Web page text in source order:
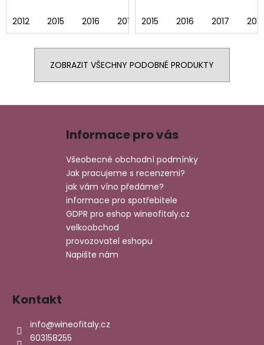
2012 2015 2016 2018 2019
2015 2016 2017 2018
ZOBRAZIT VŠECHNY PODOBNÉ PRODUKTY
Informace pro vás
Všeobecné obchodní podmínky
Jak pracujeme s recenzemi?
jak vám víno předáme?
informace pro spotřebitele
GDPR pro eshop wineofitaly.cz
velkoobchod
provozovatel eshopu
Napište nám
Kontakt
info@wineofitaly.cz
603158255